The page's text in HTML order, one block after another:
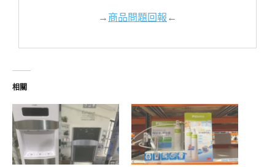
→商品問題回報←
相關